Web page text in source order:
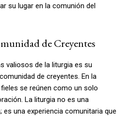
su lugar en la comunión del
de Creyentes
valiosos de la liturgia es su
de creyentes. En la
se reúnen como un solo
La liturgia no es una
es una experiencia comunitaria que